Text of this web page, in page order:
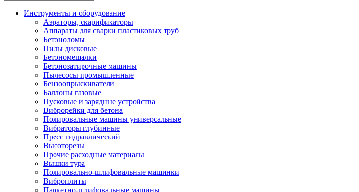
Инструменты и оборудование
Аэраторы, скарификаторы
Аппараты для сварки пластиковых труб
Бетоноломы
Пилы дисковые
Бетономешалки
Бетонозатирочные машины
Пылесосы промышленные
Бензоопрыскиватели
Баллоны газовые
Пусковые и зарядные устройства
Виброрейки для бетона
Полировальные машины универсальные
Вибраторы глубинные
Пресс гидравлический
Высоторезы
Прочие расходные материалы
Вышки тура
Полировально-шлифовальные машинки
Виброплиты
Паркетно-шлифовальные машины